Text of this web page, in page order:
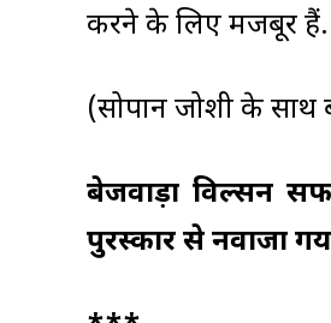
करने के लिए मजबूर हैं.
(सोपान जोशी के साथ
बेजवाड़ा विल्सन
पुरस्कार से नवाजा